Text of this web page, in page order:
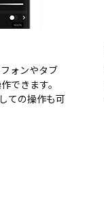
ォンやタブ
できます。
ての操作も可